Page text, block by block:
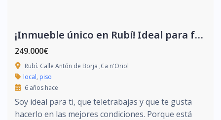
¡Inmueble único en Rubí! Ideal para familias y teletrabajo
249.000€
Rubí. Calle Antón de Borja ,Ca n'Oriol
local, piso
6 años hace
Soy ideal para ti, que teletrabajas y que te gusta
hacerlo en las mejores condiciones. Porque está